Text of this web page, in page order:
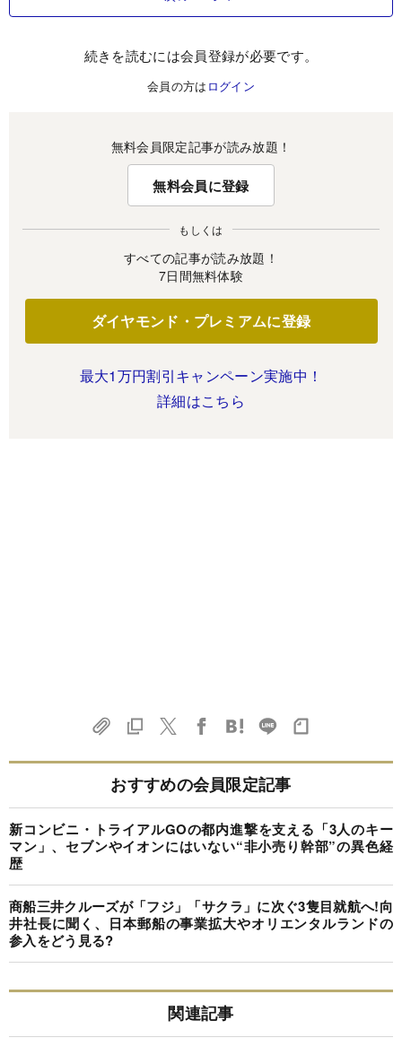
続きを読むには会員登録が必要です。
会員の方は ログイン
無料会員限定記事が読み放題！
無料会員に登録
もしくは
すべての記事が読み放題！
7日間無料体験
ダイヤモンド・プレミアムに登録
最大1万円割引キャンペーン実施中！
詳細はこちら
おすすめの会員限定記事
新コンビニ・トライアルGOの都内進撃を支える「3人のキー
マン」、セブンやイオンにはいない“非小売り幹部”の異色経
歴
商船三井クルーズが「フジ」「サクラ」に次ぐ3隻目就航へ!向
井社長に聞く、日本郵船の事業拡大やオリエンタルランドの
参入をどう見る?
関連記事